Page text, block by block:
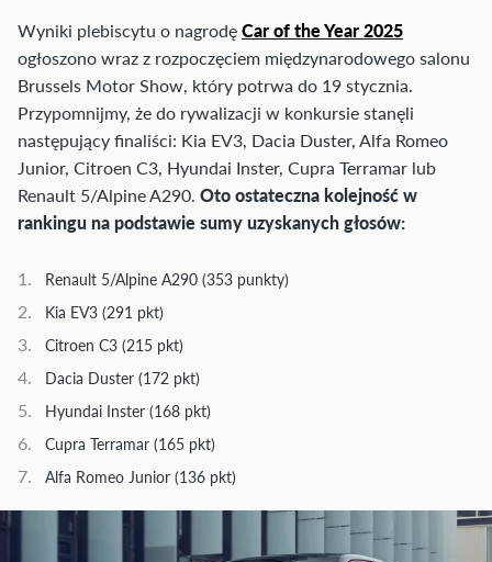
Wyniki plebiscytu o nagrodęCar of the Year 2025
ogłoszono wraz z rozpoczęciem międzynarodowego salonu
Brussels Motor Show, który potrwa do 19 stycznia.
Przypomnijmy, że do rywalizacji w konkursie stanęli
następujący finaliści: Kia EV3, Dacia Duster, Alfa Romeo
Junior, Citroen C3, Hyundai Inster, Cupra Terramar lub
Renault 5/Alpine A290. Oto ostateczna kolejność w
rankingu na podstawie sumy uzyskanych głosów:
Renault 5/Alpine A290 (353 punkty)
Kia EV3 (291 pkt)
Citroen C3 (215 pkt)
Dacia Duster (172 pkt)
Hyundai Inster (168 pkt)
Cupra Terramar (165 pkt)
Alfa Romeo Junior (136 pkt)